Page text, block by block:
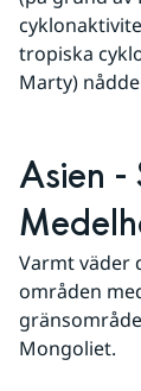
tropiska
Marty)
Asien -
Varmt väder
områden
Mongoliet.